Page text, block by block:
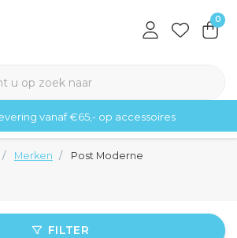
0
vanaf €65,- op accessoires
Merken Post Moderne
FILTER